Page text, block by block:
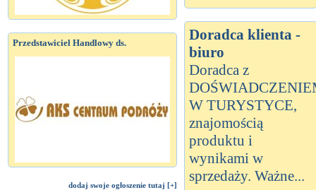
Przedstawiciel Handlowy ds.
dodaj swoje ogłoszenie tutaj [+]
Doradca klienta -
biuro
Doradca z
W TURYSTYCE,
znajomością
produktu i
wynikami w
sprzedaży. Ważne...